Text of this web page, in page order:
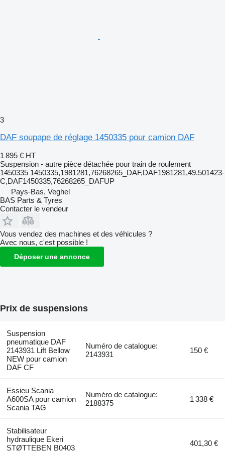
3
DAF soupape de réglage 1450335 pour camion DAF
1 895 € HT
Suspension - autre pièce détachée pour train de roulement
1450335 1450335,1981281,76268265_DAF,DAF1981281,49.501423-
C,DAF1450335,76268265_DAFUP
Pays-Bas, Veghel
BAS Parts & Tyres
Contacter le vendeur
Vous vendez des machines et des véhicules ?
Avec nous, c'est possible !
Déposer une annonce
Prix de suspensions
Suspension
pneumatique DAF
2143931 Lift Bellow
NEW pour camion
DAF CF
Numéro de catalogue:
2143931
150 €
Essieu Scania
A600SA pour camion
Scania TAG
Numéro de catalogue:
2188375
1 338 €
Stabilisateur
hydraulique Ekeri
STØTTEBEN B0403
401,30 €